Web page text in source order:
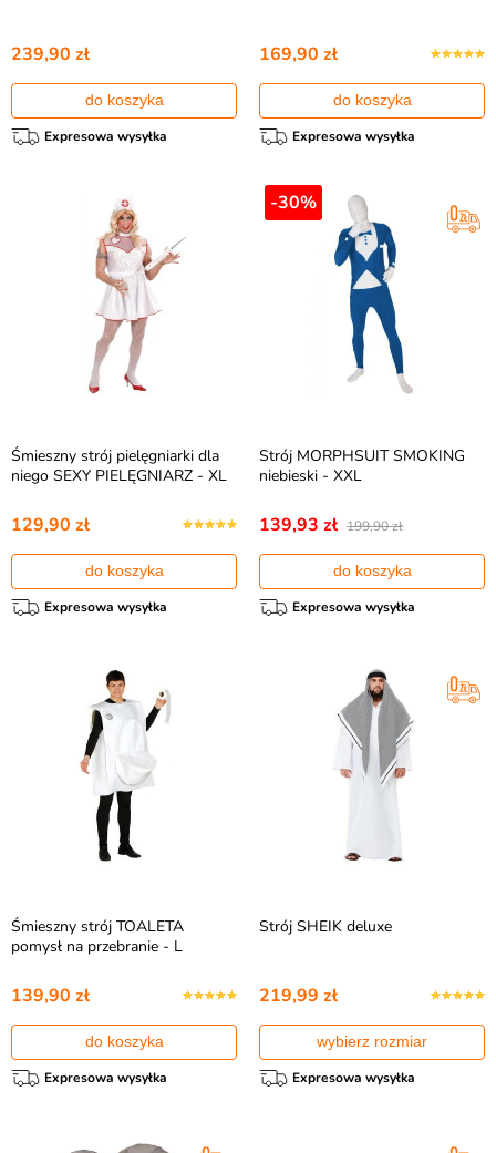
239,90 zł
do koszyka
Expresowa wysyłka
169,90 zł
do koszyka
Expresowa wysyłka
Śmieszny strój pielęgniarki dla
niego SEXY PIELĘGNIARZ - XL
129,90 zł
do koszyka
Expresowa wysyłka
-30%
Strój MORPHSUIT SMOKING
niebieski - XXL
139,93 zł 199,90 zł
do koszyka
Expresowa wysyłka
Śmieszny strój TOALETA
pomysł na przebranie - L
139,90 zł
do koszyka
Expresowa wysyłka
Strój SHEIK deluxe
219,99 zł
wybierz rozmiar
Expresowa wysyłka